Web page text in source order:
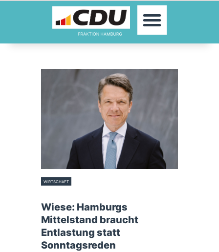
MOIN!
ABGEORDNETE
KONTAKT
WIRTSCHAFT
Wiese: Hamburgs
Mittelstand braucht
Entlastung statt
Sonntagsreden